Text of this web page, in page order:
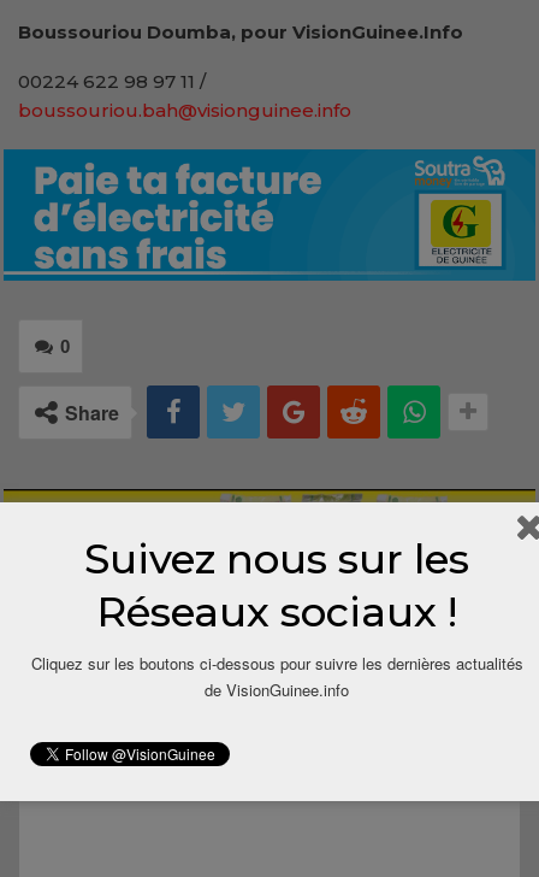
Boussouriou Doumba, pour VisionGuinee.Info
00224 622 98 97 11 /
boussouriou.bah@visionguinee.info
0
Share
LAISSER UN COMMENTAIRE
Suivez nous sur les
Réseaux sociaux !
Cliquez sur les boutons ci-dessous pour suivre les dernières actualités
de VisionGuinee.info